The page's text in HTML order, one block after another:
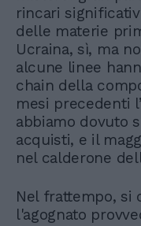
rincari
delle materie
Ucraina, sì, ma
alcune linee
chain della
mesi precedenti
abbiamo dovuto
acquisti, e il
nel calderone
Nel frattempo, si
l'agognato